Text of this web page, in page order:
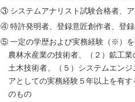
③ システムアナリスト試験合格者、
④ 特許発明者、登録意匠創作者、登
⑤ 一定の学歴および実務経験（※）を
農林水産業の技術者、（２）鉱工
土木技術者、（５）システムエン
アとしての実務経験５年以上を有
のもの